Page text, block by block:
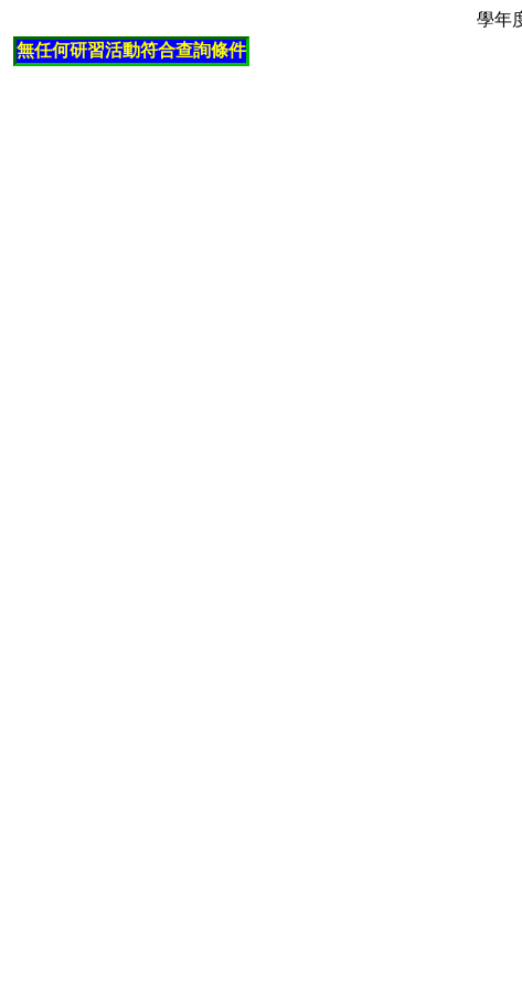
學年
無任何研習活動符合查詢條件